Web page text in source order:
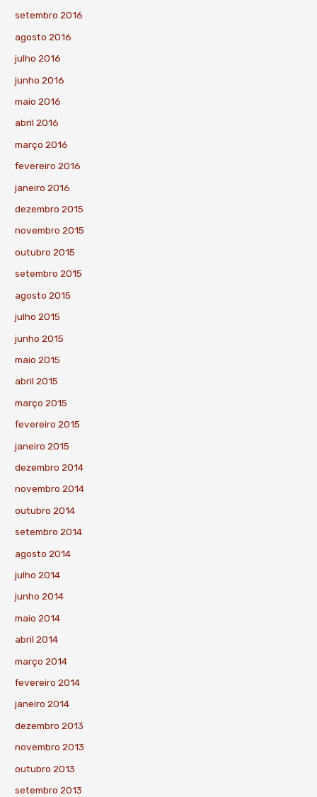
setembro 2016
agosto 2016
julho 2016
junho 2016
maio 2016
abril 2016
março 2016
fevereiro 2016
janeiro 2016
dezembro 2015
novembro 2015
outubro 2015
setembro 2015
agosto 2015
julho 2015
junho 2015
maio 2015
abril 2015
março 2015
fevereiro 2015
janeiro 2015
dezembro 2014
novembro 2014
outubro 2014
setembro 2014
agosto 2014
julho 2014
junho 2014
maio 2014
abril 2014
março 2014
fevereiro 2014
janeiro 2014
dezembro 2013
novembro 2013
outubro 2013
setembro 2013